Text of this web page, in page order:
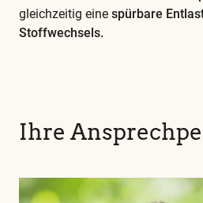
gleichzeitig eine spürbare
Stoffwechsels.
weiteren
wichtigen
finden
Sie
Ihre